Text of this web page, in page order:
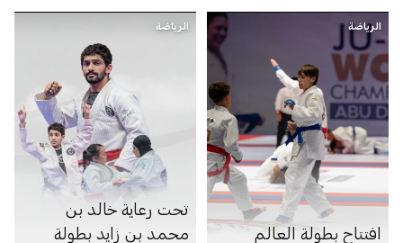
الرياضة
افتتاح بطولة العالم
الرياضة
تحت رعاية خالد بن
محمد بن زايد بطولة